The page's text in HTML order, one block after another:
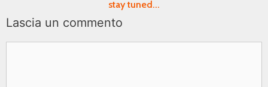
stay tuned...
Lascia un commento